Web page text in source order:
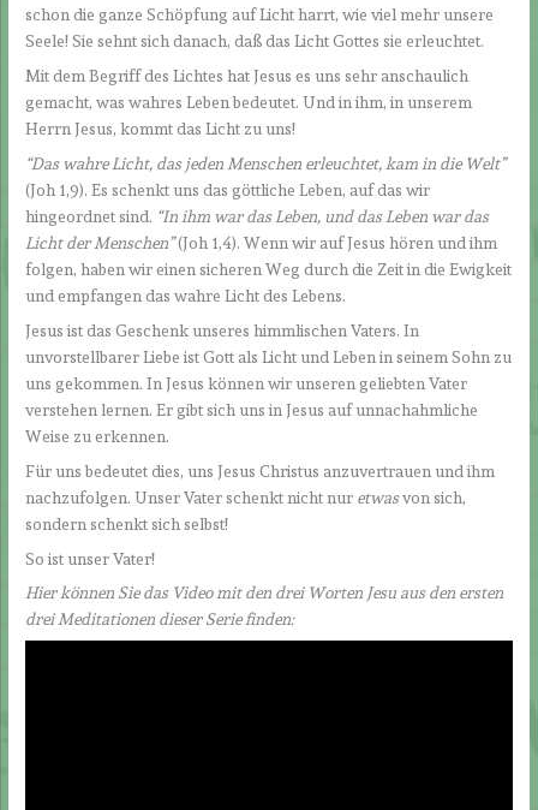
schon die ganze Schöpfung auf Licht harrt, wie viel mehr unsere
Seele! Sie sehnt sich danach, daß das Licht Gottes sie erleuchtet.
Mit dem Begriff des Lichtes hat Jesus es uns sehr anschaulich
gemacht, was wahres Leben bedeutet. Und in ihm, in unserem
Herrn Jesus, kommt das Licht zu uns!
“Das wahre Licht, das jeden Menschen erleuchtet, kam in die Welt”
(Joh 1,9). Es schenkt uns das göttliche Leben, auf das wir
hingeordnet sind. “In ihm war das Leben, und das Leben war das
Licht der Menschen”(Joh 1,4). Wenn wir auf Jesus hören und ihm
folgen, haben wir einen sicheren Weg durch die Zeit in die Ewigkeit
und empfangen das wahre Licht des Lebens.
Jesus ist das Geschenk unseres himmlischen Vaters. In
unvorstellbarer Liebe ist Gott als Licht und Leben in seinem Sohn zu
uns gekommen. In Jesus können wir unseren geliebten Vater
verstehen lernen. Er gibt sich uns in Jesus auf unnachahmliche
Weise zu erkennen.
Für uns bedeutet dies, uns Jesus Christus anzuvertrauen und ihm
nachzufolgen. Unser Vater schenkt nicht nur etwasvon sich,
sondern schenkt sich selbst!
So ist unser Vater!
Hier können Sie das Video mit den drei Worten Jesu aus den ersten
drei Meditationen dieser Serie finden: